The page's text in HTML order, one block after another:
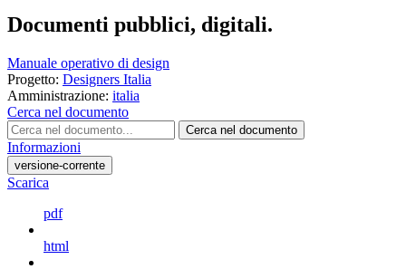
Documenti pubblici, digitali.
Manuale operativo di design
Progetto: Designers Italia
Amministrazione: italia
Cerca nel documento
Cerca nel documento
Informazioni
versione-corrente
Scarica
pdf
html